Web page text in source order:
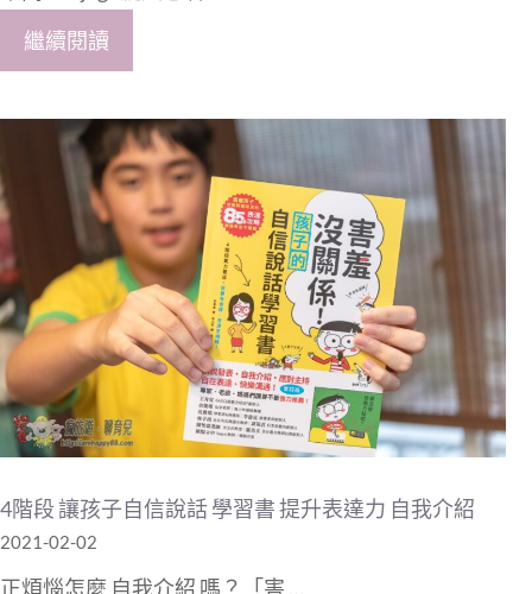
繼續閱讀
4階段 讓孩子自信說話 學習書 提升表達力 自我介紹
2021-02-02
正煩惱怎麼 自我介紹 嗎？「害 …